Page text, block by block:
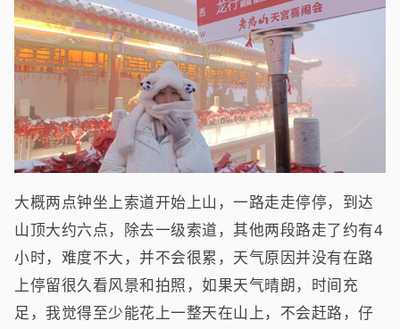
大概两点钟坐上索道开始上山，一路走走停停，到达
山顶大约六点，除去一级索道，其他两段路走了约有4
小时，难度不大，并不会很累，天气原因并没有在路
上停留很久看风景和拍照，如果天气晴朗，时间充
足，我觉得至少能花上一整天在山上，不会赶路，仔